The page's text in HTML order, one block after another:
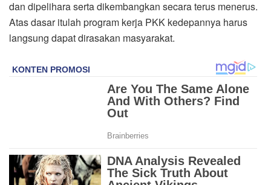
dan dipelihara serta dikembangkan secara terus menerus.
Atas dasar itulah program kerja PKK kedepannya harus
langsung dapat dirasakan masyarakat.